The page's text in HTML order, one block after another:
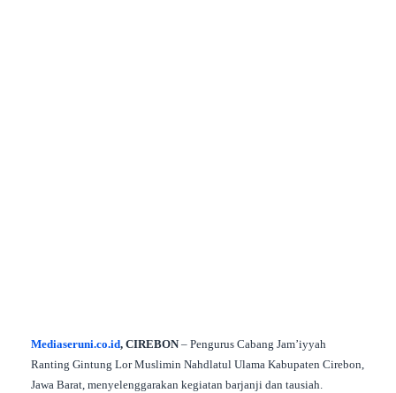
Mediaseruni.co.id, CIREBON – Pengurus Cabang Jam’iyyah
Ranting Gintung Lor Muslimin Nahdlatul Ulama Kabupaten Cirebon,
Jawa Barat, menyelenggarakan kegiatan barjanji dan tausiah.